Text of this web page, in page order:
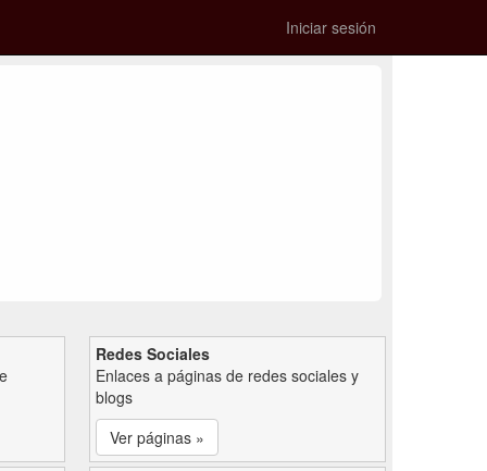
Iniciar sesión
Redes Sociales
Enlaces a páginas de redes sociales y
blogs
Ver páginas »